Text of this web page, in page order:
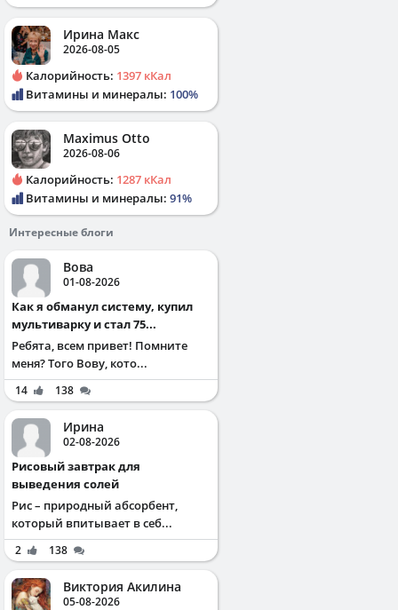
Ирина Макс
2026-08-05
Калорийность: 1397 кКал
Витамины и минералы: 100%
Maximus Otto
2026-08-06
Калорийность: 1287 кКал
Витамины и минералы: 91%
Интересные блоги
Вова
01-08-2026
Как я обманул систему, купил
мультиварку и стал 75...
Ребята, всем привет! Помните
меня? Того Вову, кото...
14 138
Ирина
02-08-2026
Рисовый завтрак для
выведения солей
Рис – природный абсорбент,
который впитывает в себ...
2 138
Виктория Акилина
05-08-2026